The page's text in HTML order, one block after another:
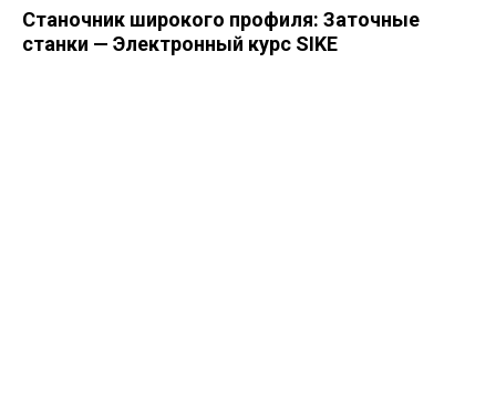
Станочник широкого профиля: Заточные
станки — Электронный курс SIKE